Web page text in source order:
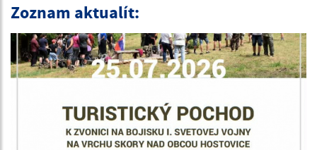
Zoznam aktualít: